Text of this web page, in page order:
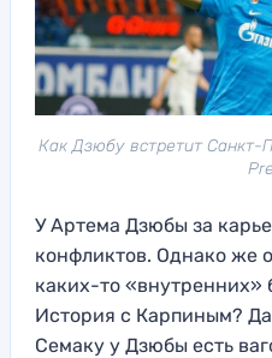
Как Дзюбу встретит Санкт-
У Артема Дзюбы за
конфликтов. Однако же
каких-то «внутренних»
История с Карпиным?
Семаку у Дзюбы есть